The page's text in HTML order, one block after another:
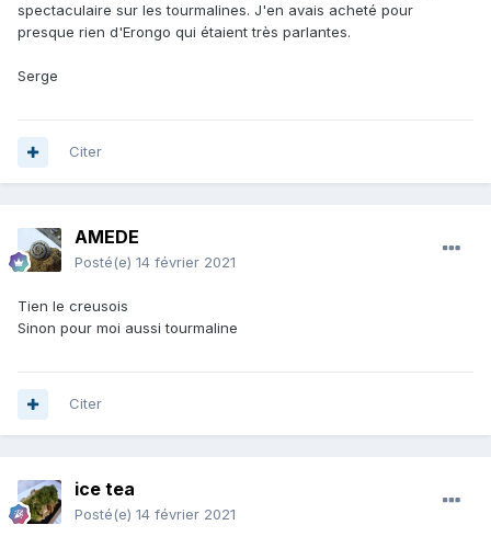
spectaculaire sur les tourmalines. J'en avais acheté pour
presque rien d'Erongo qui étaient très parlantes.
Serge
Citer
AMEDE
Posté(e) 14 février 2021
Tien le creusois
Sinon pour moi aussi tourmaline
Citer
ice tea
Posté(e) 14 février 2021